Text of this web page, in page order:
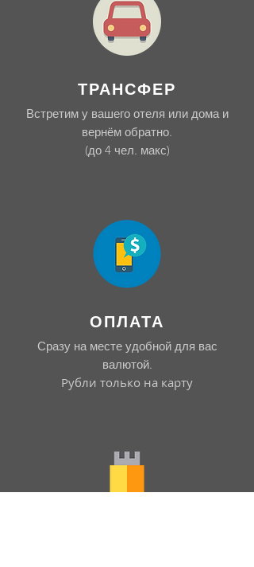
ТРАНСФЕР
Встретим у вашего отеля или дома и
вернём обратно.
(до 4 чел. макс)
ОПЛАТА
Сразу на месте удобной для вас
валютой.
Рубли только на карту